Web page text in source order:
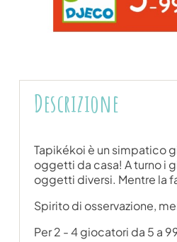
Descrizione
Tapikékoi è un simpatico
oggetti da casa! A turno i
oggetti diversi. Mentre la
Spirito di osservazione,
Per 2 - 4 giocatori da 5 a